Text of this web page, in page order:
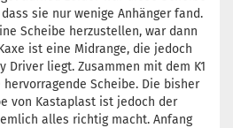
sie nur wenige Anhänger fand.
Scheibe herzustellen, war dann
ist eine Midrange, die jedoch
Driver liegt. Zusammen mit dem K1
Scheibe. Die bisher
von Kastaplast ist jedoch der
alles richtig macht. Anfang